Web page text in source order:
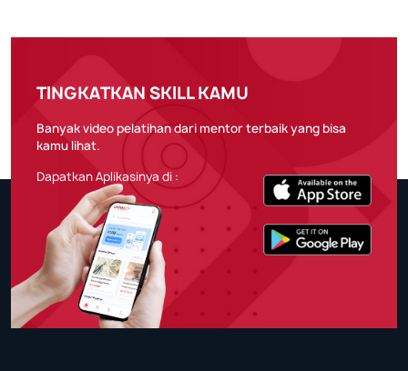
TINGKATKAN SKILL KAMU
Banyak video pelatihan dari mentor terbaik yang bisa
kamu lihat.
Dapatkan Aplikasinya di :